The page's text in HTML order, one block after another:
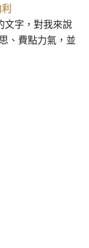
字，對我來說
、費點力氣，並